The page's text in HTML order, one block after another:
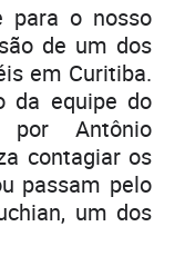
para o nosso
de um dos
em Curitiba.
da equipe do
Antônio
contagiar os
passam pelo
um dos